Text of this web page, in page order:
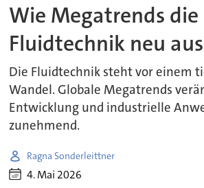
Wie Megatrends die
Fluidtechnik neu
Die Fluidtechnik steht vor einem
Wandel. Globale Megatrends
Entwicklung und industrielle
zunehmend.
Ragna Sonderleittner
4. Mai 2026